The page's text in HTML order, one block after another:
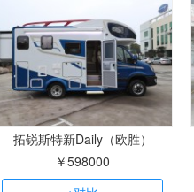
拓锐斯特新Daily（欧胜）
￥598000